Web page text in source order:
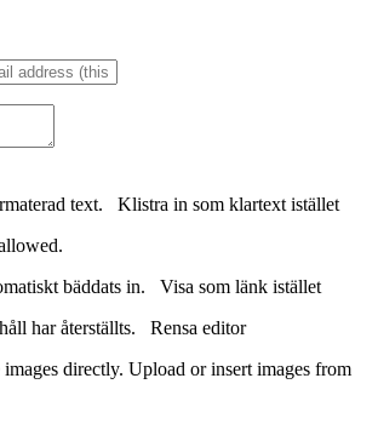
text. Klistra in som klartext istället
bäddats in. Visa som länk istället
har återställts. Rensa editor
images directly. Upload or insert images from